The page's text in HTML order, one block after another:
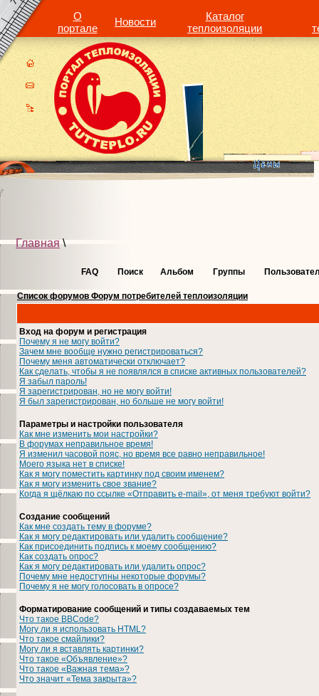
О
портале
Новости
Каталог
теплоизоляции
Главная\
FAQ Поиск Альбом Группы
Список форумов Форум потребителей теплоизоляции
Вход на форум и регистрация
Почему я не могу войти?
Зачем мне вообще нужно регистрироваться?
Почему меня автоматически отключает?
Как сделать, чтобы я не появлялся в списке активных пользователей?
Я забыл пароль!
Я зарегистрирован, но не могу войти!
Я был зарегистрирован, но больше не могу войти!
Параметры и настройки пользователя
Как мне изменить мои настройки?
В форумах неправильное время!
Я изменил часовой пояс, но время все равно неправильное!
Моего языка нет в списке!
Как я могу поместить картинку под своим именем?
Как я могу изменить свое звание?
Когда я щёлкаю по ссылке «Отправить e-mail», от меня требуют войти?
Создание сообщений
Как мне создать тему в форуме?
Как я могу редактировать или удалить сообщение?
Как присоединить подпись к моему сообщению?
Как создать опрос?
Как я могу редактировать или удалить опрос?
Почему мне недоступны некоторые форумы?
Почему я не могу голосовать в опросе?
Форматирование сообщений и типы создаваемых тем
Что такое BBCode?
Могу ли я использовать HTML?
Что такое смайлики?
Могу ли я вставлять картинки?
Что такое «Объявление»?
Что такое «Важная тема»?
Что значит «Тема закрыта»?